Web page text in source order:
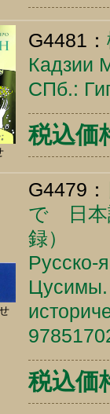
G4481：
Кадзии
СПб.:
税込価
G4479：
で 日本
録）
Русско-
Цусимы.
税込価